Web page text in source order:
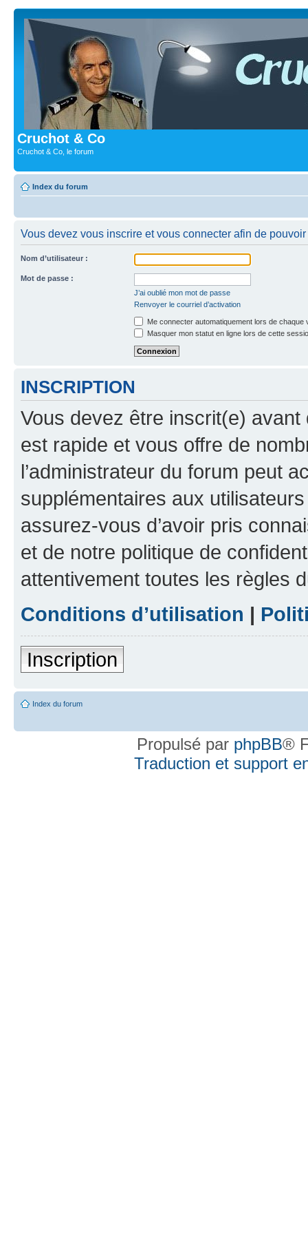
Cruchot & Co
Cruchot & Co, le forum
Index du forum
Vous devez vous inscrire et vous connecter afin de
Nom d’utilisateur :
Mot de passe :
J’ai oublié mon mot de passe
Renvoyer le courriel d’activation
Me connecter automatiquement lors de chaque
Masquer mon statut en ligne lors de cette
INSCRIPTION
Vous devez être inscrit(e) avant
est rapide et vous offre de
l’administrateur du forum peut
supplémentaires aux
assurez-vous d’avoir pris
et de notre politique de
attentivement toutes les règles
Conditions d’utilisation |
Inscription
Index du forum
Propulsé par phpBB®
Traduction et support